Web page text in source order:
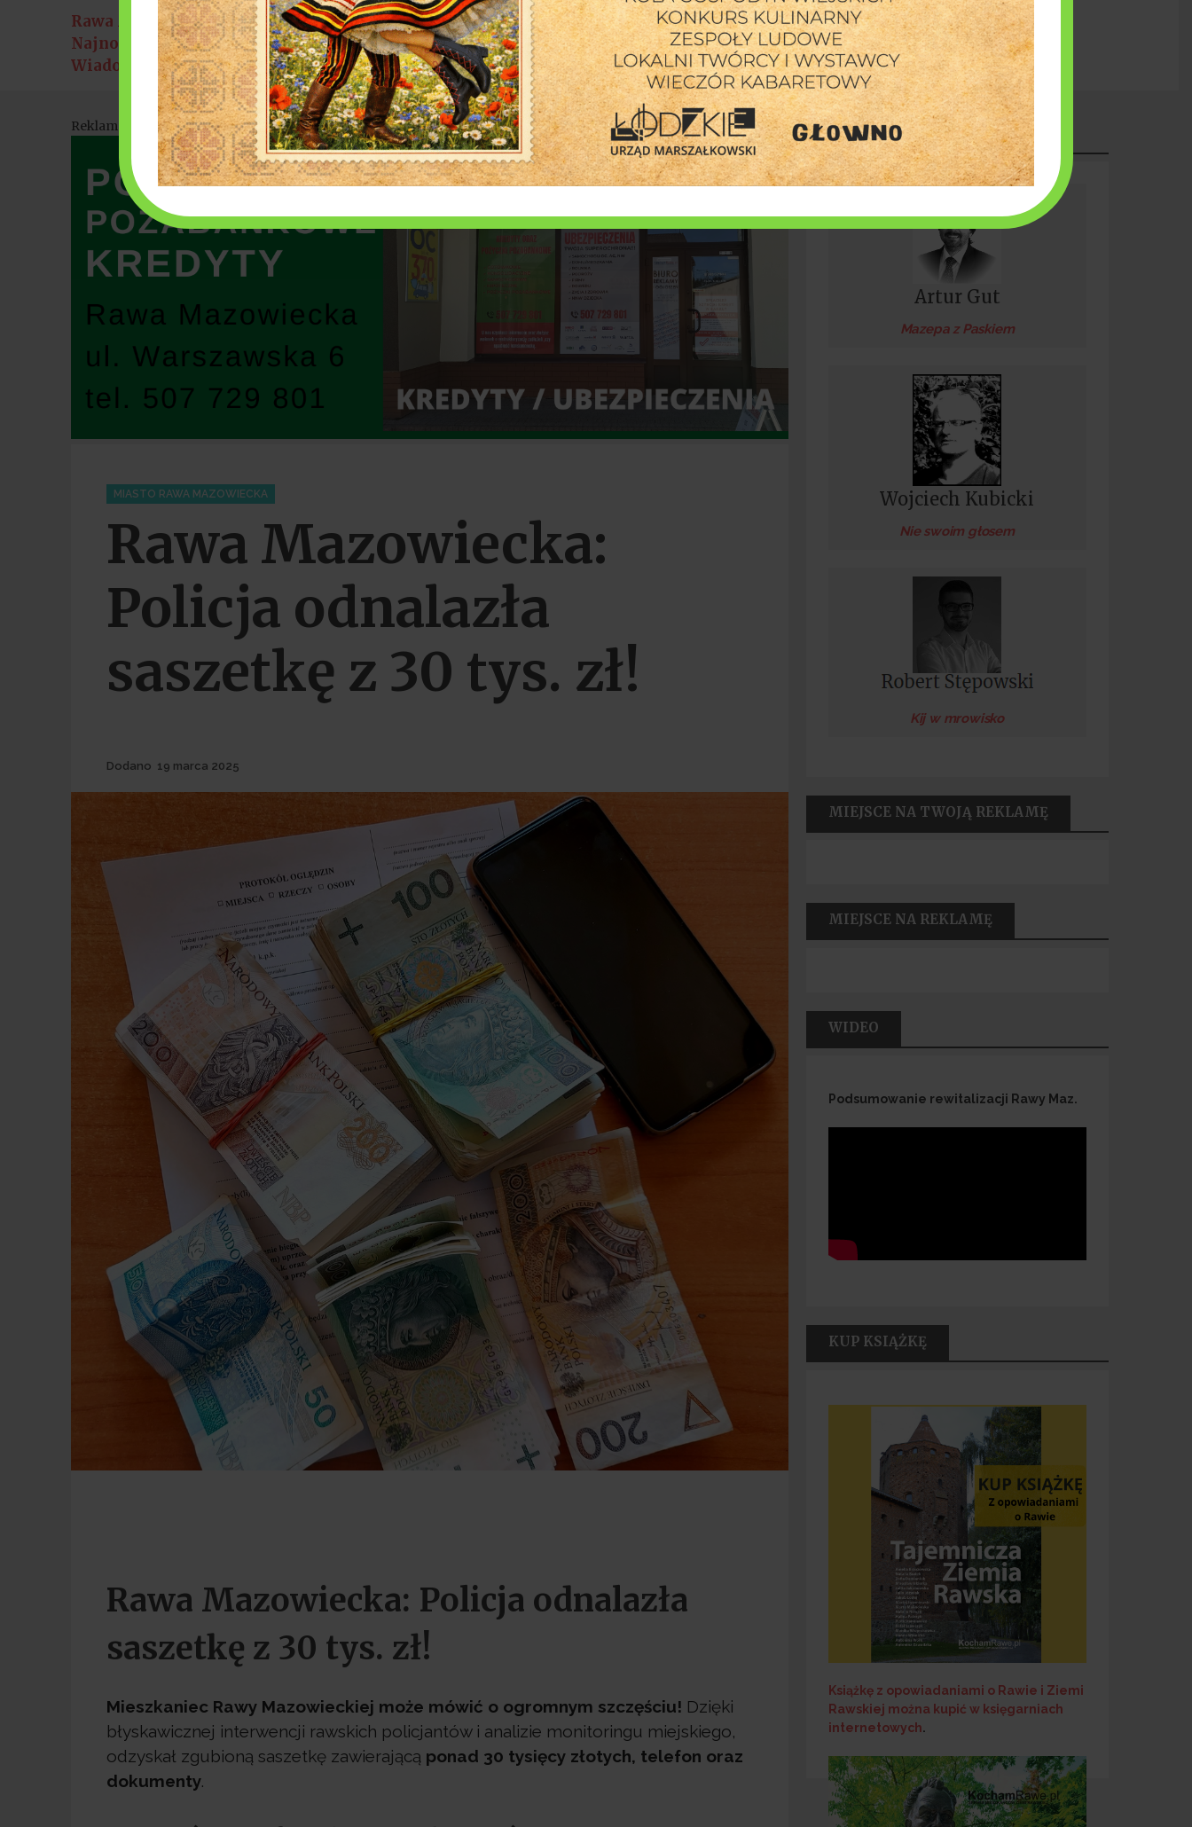
Rawa Mazowiecka
Najnowsze
Wiadomości:
miejskim [8 sierpnia] 6 sierpnia 2026
Bałkańskie rytmy i nauka tańca na starówce w Rawie Mazowieckiej
6 sierpnia 2026 Burmistrz Piotr Irla: Inwestujemy w bezpieczeństwo
Reklama
Categories
MIASTO RAWA MAZOWIECKA
Rawa Mazowiecka:
Policja odnalazła
saszetkę z 30 tys. zł!
Dodano 19 marca 2025
Rawa Mazowiecka: Policja odnalazła
saszetkę z 30 tys. zł!
Mieszkaniec Rawy Mazowieckiej może mówić o ogromnym szczęściu! Dzięki
błyskawicznej interwencji rawskich policjantów i analizie monitoringu miejskiego,
odzyskał zgubioną saszetkę zawierającą ponad 30 tysięcy złotych, telefon oraz
dokumenty.
PUBLICYSTYKA
Artur Gut
Mazepa z Paskiem
Wojciech Kubicki
Nie swoim głosem
Kij w mrowisko
MIEJSCE NA TWOJĄ REKLAMĘ
MIEJSCE NA REKLAMĘ
WIDEO
Podsumowanie rewitalizacji Rawy Maz.
KUP KSIĄŻKĘ
Książkę z opowiadaniami o Rawie i Ziemi
Rawskiej można kupić w księgarniach
internetowych.